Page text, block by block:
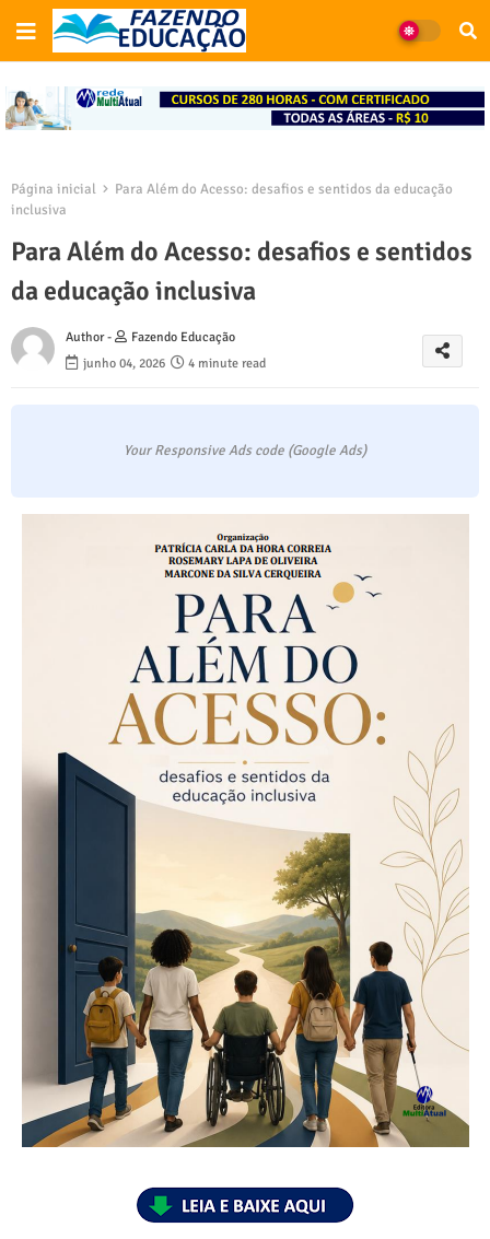
Página inicial
Para Além do Acesso: desafios e sentidos da educação
inclusiva
Para Além do Acesso: desafios e sentidos
da educação inclusiva
Author -
Fazendo Educação
junho 04, 2026
4 minute read
Your Responsive Ads code (Google Ads)